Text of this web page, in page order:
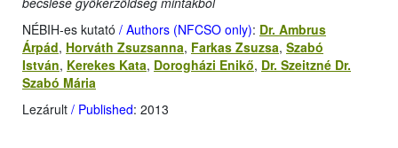
NÉBIH-es kutató / Authors (NFCSO only): Dr. Ambrus
Árpád, Horváth Zsuzsanna, Farkas Zsuzsa, Szabó
István, Kerekes Kata, Dorogházi Enikő, Dr. Szeitzné Dr.
Szabó Mária
Lezárult / Published: 2013